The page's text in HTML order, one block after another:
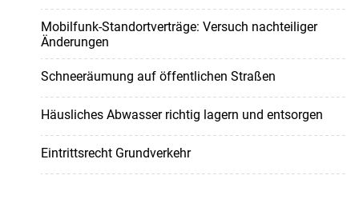
Mobilfunk-Standortverträge: Versuch nachteiliger
Änderungen
Schneeräumung auf öffentlichen Straßen
Häusliches Abwasser richtig lagern und entsorgen
Eintrittsrecht Grundverkehr